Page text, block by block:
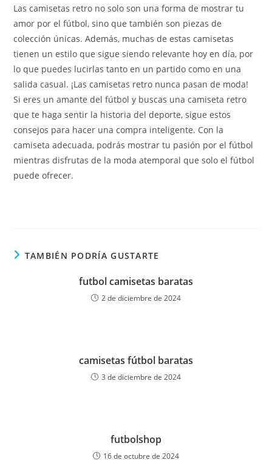
Las camisetas retro no solo son una forma de mostrar tu
amor por el fútbol, sino que también son piezas de
colección únicas. Además, muchas de estas camisetas
tienen un estilo que sigue siendo relevante hoy en día, por
lo que puedes lucirlas tanto en un partido como en una
salida casual. ¡Las camisetas retro nunca pasan de moda!
Si eres un amante del fútbol y buscas una camiseta retro
que te haga sentir la historia del deporte, sigue estos
consejos para hacer una compra inteligente. Con la
camiseta adecuada, podrás mostrar tu pasión por el fútbol
mientras disfrutas de la moda atemporal que solo el fútbol
puede ofrecer.
TAMBIÉN PODRÍA GUSTARTE
futbol camisetas baratas
2 de diciembre de 2024
camisetas fútbol baratas
3 de diciembre de 2024
futbolshop
16 de octubre de 2024